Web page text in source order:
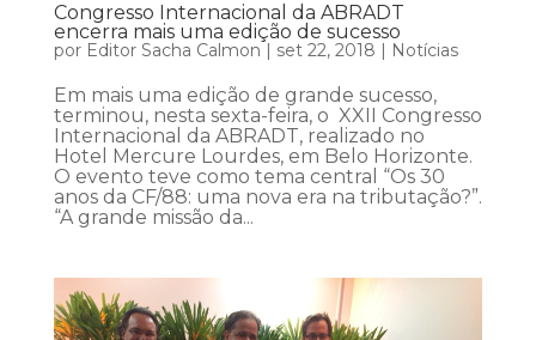
Congresso Internacional da ABRADT
encerra mais uma edição de sucesso
por Editor Sacha Calmon | set 22, 2018 | Notícias
Em mais uma edição de grande sucesso,
terminou, nesta sexta-feira, o XXII Congresso
Internacional da ABRADT, realizado no
Hotel Mercure Lourdes, em Belo Horizonte.
O evento teve como tema central “Os 30
anos da CF/88: uma nova era na tributação?”.
“A grande missão da...